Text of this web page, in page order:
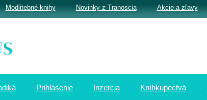
Prihlásenie Inzercia Kníhkupectvá
Modlitebné knihy Novinky z Tranoscia Akcie a zľavy